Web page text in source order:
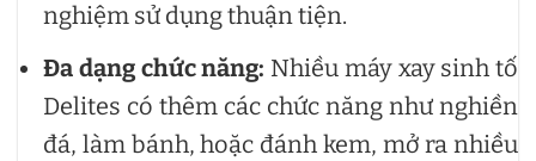
nghiệm sử dụng thuận tiện.
Đa dạng chức năng: Nhiều máy xay sinh tố
Delites có thêm các chức năng như nghiền
đá, làm bánh, hoặc đánh kem, mở ra nhiều